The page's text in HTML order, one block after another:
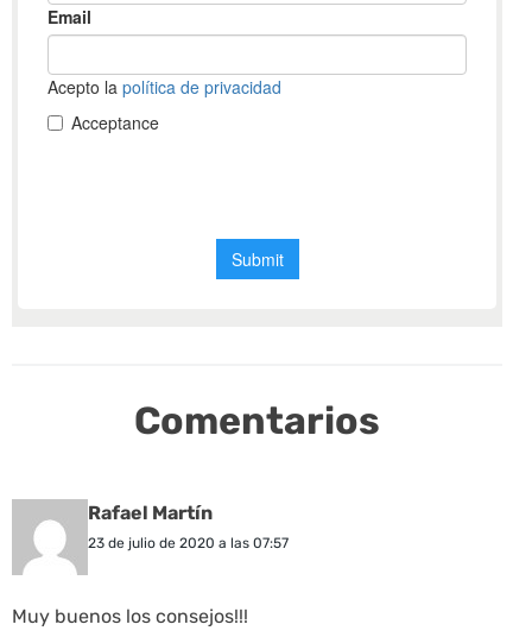
Comentarios
Rafael Martín
23 de julio de 2020 a las 07:57
Muy buenos los consejos!!!